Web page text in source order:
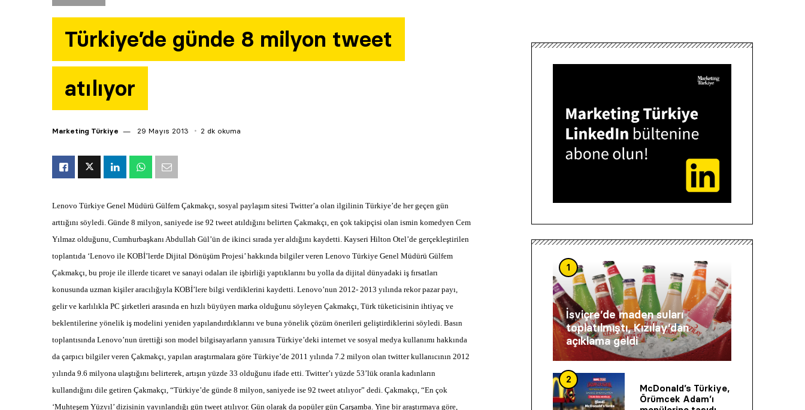
Türkiye’de günde 8 milyon tweet
atılıyor
Marketing Türkiye 29 Mayıs 2013 2 dk okuma
Lenovo Türkiye Genel Müdürü Gülfem Çakmakçı, sosyal paylaşım sitesi Twitter’a olan ilgilinin Türkiye’de her geçen gün
arttığını söyledi. Günde 8 milyon, saniyede ise 92 tweet atıldığını belirten Çakmakçı, en çok takipçisi olan ismin komedyen Cem
Yılmaz olduğunu, Cumhurbaşkanı Abdullah Gül’ün de ikinci sırada yer aldığını kaydetti. Kayseri Hilton Otel’de gerçekleştirilen
toplantıda ‘Lenovo ile KOBİ’lerde Dijital Dönüşüm Projesi’ hakkında bilgiler veren Lenovo Türkiye Genel Müdürü Gülfem
Çakmakçı, bu proje ile illerde ticaret ve sanayi odaları ile işbirliği yaptıklarını bu yolla da dijital dünyadaki iş fırsatları
konusunda uzman kişiler aracılığıyla KOBİ’lere bilgi verdiklerini kaydetti. Lenovo’nun 2012- 2013 yılında rekor pazar payı,
gelir ve karlılıkla PC şirketleri arasında en hızlı büyüyen marka olduğunu söyleyen Çakmakçı, Türk tüketicisinin ihtiyaç ve
beklentilerine yönelik iş modelini yeniden yapılandırdıklarını ve buna yönelik çözüm önerileri geliştirdiklerini söyledi. Basın
toplantısında Lenovo’nun ürettiği son model bilgisayarların yanısıra Türkiye’deki internet ve sosyal medya kullanımı hakkında
da çarpıcı bilgiler veren Çakmakçı, yapılan araştırmalara göre Türkiye’de 2011 yılında 7.2 milyon olan twitter kullanıcının 2012
yılında 9.6 milyona ulaştığını belirterek, artışın yüzde 33 olduğunu ifade etti. Twitter’ı yüzde 53’lük oranla kadınların
kullandığını dile getiren Çakmakçı, “Türkiye’de günde 8 milyon, saniyede ise 92 tweet atılıyor” dedi. Çakmakçı, “En çok
‘Muhteşem Yüzyıl’ dizisinin yayınlandığı gün tweet atılıyor. Gün olarak da popüler gün Çarşamba. Yine bir araştırmaya göre,
1
İsviçre’de maden suları
toplatılmıştı, Kızılay’dan
açıklama geldi
2
McDonald’s Türkiye,
Örümcek Adam’ı